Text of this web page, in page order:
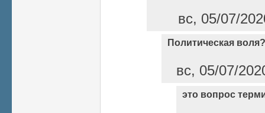
вс, 05/07/
Политическая воля?
вс, 05/07/
это вопрос